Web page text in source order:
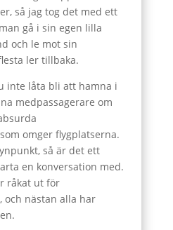
så jag tog det med ett
gå i sin egen lilla
och le mot sin
ler tillbaka.
inte låta bli att hamna i
medpassagerare om
omger flygplatserna.
så är det ett
en konversation med.
råkat ut för
och nästan alla har